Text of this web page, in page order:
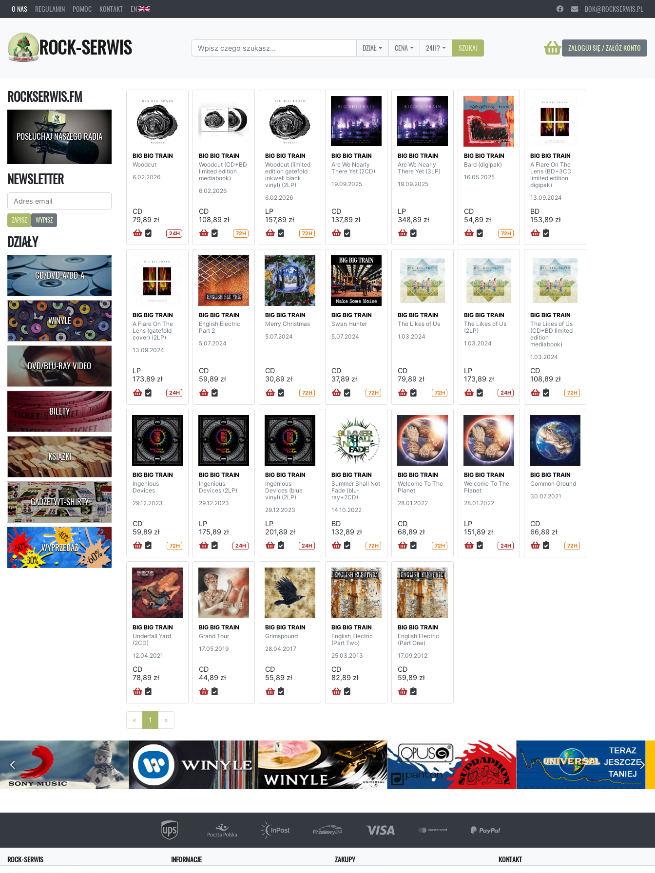
O NAS REGULAMIN POMOC KONTAKT EN BOK@ROCKSERWIS.PL
ROCK-SERWIS ZALOGUJ SIĘ / ZAŁÓŻ KONTO
DZIAŁ CENA 24H? SZUKAJ
ROCKSERWIS.FM
POSŁUCHAJ NASZEGO RADIA
NEWSLETTER
ZAPISZ WYPISZ
DZIAŁY
CD/DVD-A/BD-A
WINYLE
DVD/BLU-RAY VIDEO
BILETY
KSIĄŻKI
GADŻETY/T-SHIRTY
WYPRZEDAŻ
BIG BIG TRAIN
Woodcut
6.02.2026
CD
79,89 zł
24H
BIG BIG TRAIN
Woodcut (CD+BD
limited edition
mediabook)
6.02.2026
CD
108,89 zł
72H
BIG BIG TRAIN
Woodcut (limited
edition gatefold
inkwell black
vinyl) (2LP)
6.02.2026
LP
157,89 zł
72H
BIG BIG TRAIN
Are We Nearly
There Yet (2CD)
19.09.2025
CD
137,89 zł
BIG BIG TRAIN
Are We Nearly
There Yet (3LP)
19.09.2025
LP
348,89 zł
BIG BIG TRAIN
Bard (digipak)
16.05.2025
CD
54,89 zł
72H
BIG BIG TRAIN
A Flare On The
Lens (BD+3CD
limited edition
digipak)
13.09.2024
BD
153,89 zł
BIG BIG TRAIN
A Flare On The
Lens (gatefold
cover) (2LP)
13.09.2024
LP
173,89 zł
24H
BIG BIG TRAIN
English Electric
Part 2
5.07.2024
CD
59,89 zł
BIG BIG TRAIN
Merry Christmas
5.07.2024
CD
30,89 zł
72H
BIG BIG TRAIN
Swan Hunter
5.07.2024
CD
37,89 zł
72H
BIG BIG TRAIN
The Likes of Us
1.03.2024
CD
79,89 zł
72H
BIG BIG TRAIN
The Likes of Us
(2LP)
1.03.2024
LP
173,89 zł
24H
BIG BIG TRAIN
The Likes of Us
(CD+BD limited
edition
mediabook)
1.03.2024
CD
108,89 zł
72H
BIG BIG TRAIN
Ingenious
Devices
29.12.2023
CD
59,89 zł
72H
BIG BIG TRAIN
Ingenious
Devices (2LP)
29.12.2023
LP
175,89 zł
24H
BIG BIG TRAIN
Ingenious
Devices (blue
vinyl) (2LP)
29.12.2023
LP
201,89 zł
24H
BIG BIG TRAIN
Summer Shall Not
Fade (blu-
ray+2CD)
14.10.2022
BD
132,89 zł
72H
BIG BIG TRAIN
Welcome To The
Planet
28.01.2022
CD
68,89 zł
72H
BIG BIG TRAIN
Welcome To The
Planet
28.01.2022
LP
151,89 zł
24H
BIG BIG TRAIN
Common Ground
30.07.2021
CD
66,89 zł
72H
BIG BIG TRAIN
Underfall Yard
(2CD)
12.04.2021
CD
78,89 zł
BIG BIG TRAIN
Grand Tour
17.05.2019
CD
44,89 zł
BIG BIG TRAIN
Grimspound
28.04.2017
CD
55,89 zł
BIG BIG TRAIN
English Electric
(Part Two)
25.03.2013
CD
82,89 zł
BIG BIG TRAIN
English Electric
(Part One)
17.09.2012
CD
59,89 zł
« Poprzednia strona
1 »
ROCK-SERWIS INFORMACJE ZAKUPY KONTAKT